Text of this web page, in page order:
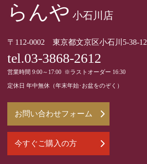
らんや 小石川店
〒112-0002 東京都文京区小石川5-38-12
tel.03-3868-2612
営業時間 9:00～17:00 ※ラストオーダー 16:30
定休日 年中無休（年末年始･お盆をのぞく）
お問い合わせフォーム
今すぐご購入の方